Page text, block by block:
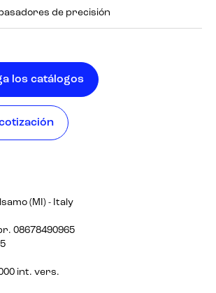
los catálogos
(MI) - Italy
08678490965
int. vers.
de precisión